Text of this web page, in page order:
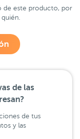
de este producto, por
de las
de tus
y las